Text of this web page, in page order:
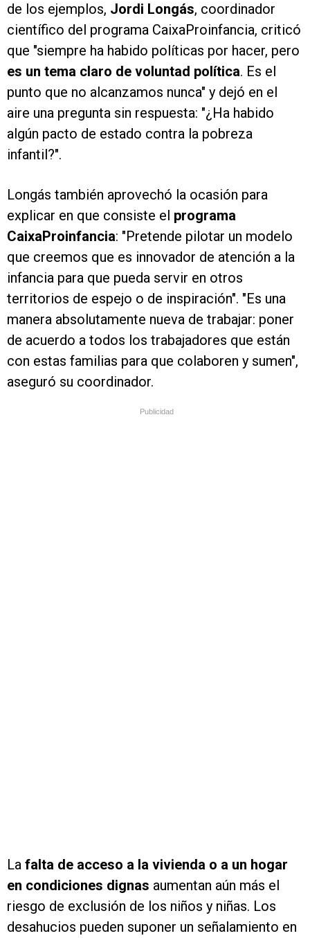
de los ejemplos, Jordi Longás, coordinador
científico del programa CaixaProinfancia, criticó
que "siempre ha habido políticas por hacer, pero
es un tema claro de voluntad política. Es el
punto que no alcanzamos nunca" y dejó en el
aire una pregunta sin respuesta: "¿Ha habido
algún pacto de estado contra la pobreza
infantil?".
Longás también aprovechó la ocasión para
explicar en que consiste el programa
CaixaProinfancia: "Pretende pilotar un modelo
que creemos que es innovador de atención a la
infancia para que pueda servir en otros
territorios de espejo o de inspiración". "Es una
manera absolutamente nueva de trabajar: poner
de acuerdo a todos los trabajadores que están
con estas familias para que colaboren y sumen",
aseguró su coordinador.
Publicidad
La falta de acceso a la vivienda o a un hogar
en condiciones dignas aumentan aún más el
riesgo de exclusión de los niños y niñas. Los
desahucios pueden suponer un señalamiento en